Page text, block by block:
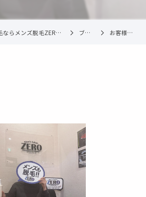
三重県松阪市の脱毛ならメンズ脱毛ZERO松阪店 ブログ お客様紹介